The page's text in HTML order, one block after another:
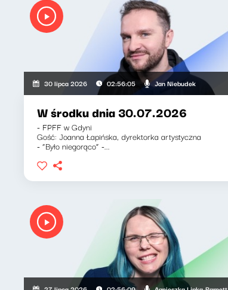
30 lipca 2026 02:56:05 Jan Niebudek
W środku dnia 30.07.2026
- FPFF w Gdyni
Gość: Joanna Łapińska, dyrektorka artystyczna
- “Było niegorąco” -...